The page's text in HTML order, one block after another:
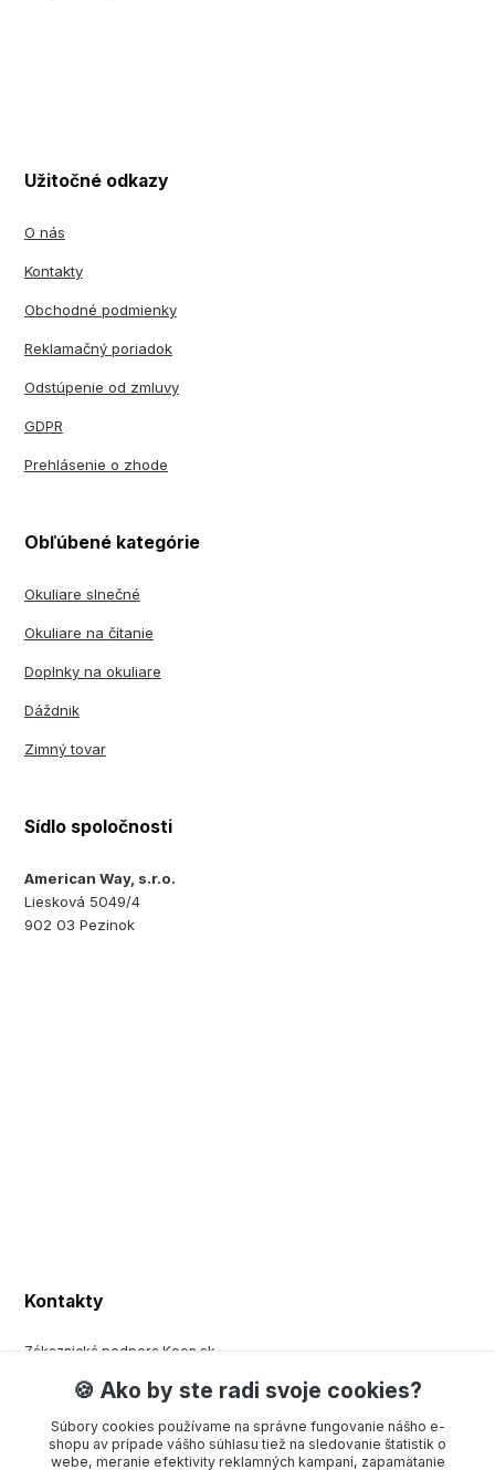
Užitočné odkazy
O nás
Kontakty
Obchodné podmienky
Reklamačný poriadok
Odstúpenie od zmluvy
GDPR
Prehlásenie o zhode
Obľúbené kategórie
Okuliare slnečné
Okuliare na čítanie
Doplnky na okuliare
Dáždnik
Zimný tovar
Sídlo spoločnosti
American Way, s.r.o.
Liesková 5049/4
902 03 Pezinok
Kontakty
Zákaznická podpora Keen.sk
+420 377 443 970
(Po-Pá, 8-15 hod.)
order@americanway.sk
🍪 Ako by ste radi svoje cookies?
Súbory cookies používame na správne fungovanie nášho e-
shopu av prípade vášho súhlasu tiež na sledovanie štatistík o
webe, meranie efektivity reklamných kampaní, zapamätanie